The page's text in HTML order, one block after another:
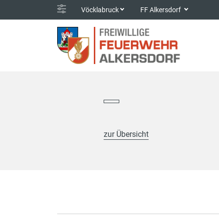
Vöcklabruck FF Alkersdorf
zur Übersicht